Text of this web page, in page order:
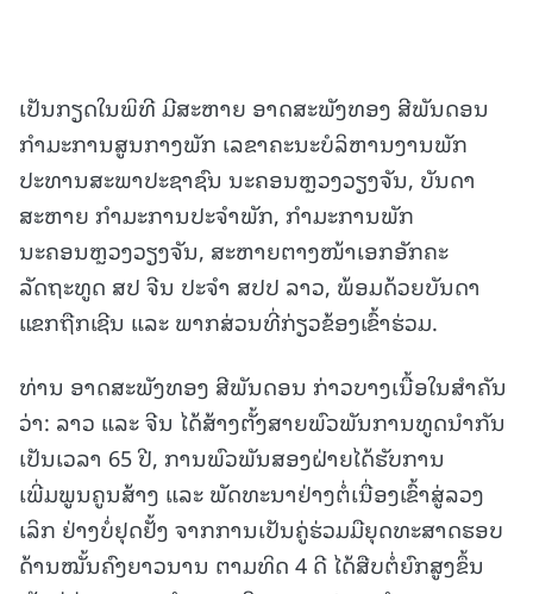
ເປັນກຽດໃນພິທີ ມີສະຫາຍ ອາດສະພັງທອງ ສີພັນດອນ
ກໍາມະການສູນກາງພັກ ເລຂາຄະນະບໍລິຫານງານພັກ
ປະທານສະພາປະຊາຊົນ ນະຄອນຫຼວງວຽງຈັນ, ບັນດາ
ສະຫາຍ ກໍາມະການປະຈໍາພັກ, ກໍາມະການພັກ
ນະຄອນຫຼວງວຽງຈັນ, ສະຫາຍຕາງໜ້າເອກອັກຄະ
ລັດຖະທູດ ສປ ຈີນ ປະຈໍາ ສປປ ລາວ, ພ້ອມດ້ວຍບັນດາ
ແຂກຖືກເຊີນ ແລະ ພາກສ່ວນທີ່ກ່ຽວຂ້ອງເຂົ້າຮ່ວມ.
ທ່ານ ອາດສະພັງທອງ ສີພັນດອນ ກ່າວບາງເນື້ອໃນສໍາຄັນ
ວ່າ: ລາວ ແລະ ຈີນ ໄດ້ສ້າງຕັ້ງສາຍພົວພັນການທູດນໍາກັນ
ເປັນເວລາ 65 ປີ, ການພົວພັນສອງຝ່າຍໄດ້ຮັບການ
ເພີ່ມພູນຄູນສ້າງ ແລະ ພັດທະນາຢ່າງຕໍ່ເນື່ອງເຂົ້າສູ່ລວງ
ເລິກ ຢ່າງບໍ່ຢຸດຢັ້ງ ຈາກການເປັນຄູ່ຮ່ວມມືຍຸດທະສາດຮອບ
ດ້ານໝັ້ນຄົງຍາວນານ ຕາມທິດ 4 ດີ ໄດ້ສືບຕໍ່ຍົກສູງຂຶ້ນ